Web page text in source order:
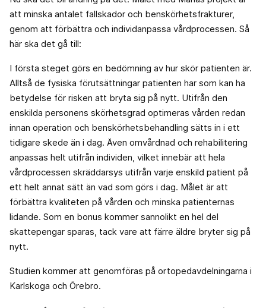
att minska antalet fallskador och benskörhetsfrakturer,
genom att förbättra och individanpassa vårdprocessen. Så
här ska det gå till:
I första steget görs en bedömning av hur skör patienten är.
Alltså de fysiska förutsättningar patienten har som kan ha
betydelse för risken att bryta sig på nytt. Utifrån den
enskilda personens skörhetsgrad optimeras vården redan
innan operation och benskörhetsbehandling sätts in i ett
tidigare skede än i dag. Även omvårdnad och rehabilitering
anpassas helt utifrån individen, vilket innebär att hela
vårdprocessen skräddarsys utifrån varje enskild patient på
ett helt annat sätt än vad som görs i dag. Målet är att
förbättra kvaliteten på vården och minska patienternas
lidande. Som en bonus kommer sannolikt en hel del
skattepengar sparas, tack vare att färre äldre bryter sig på
nytt.
Studien kommer att genomföras på ortopedavdelningarna i
Karlskoga och Örebro.